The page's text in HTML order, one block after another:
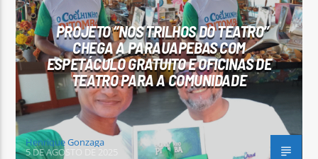
Arara Azul FM
PROJETO “NOS TRILHOS DO TEATRO”
CHEGA A PARAUAPEBAS COM
ESPETÁCULO GRATUITO E OFICINAS DE
TEATRO PARA A COMUNIDADE
Henrique Gonzaga
5 DE AGOSTO DE 2025